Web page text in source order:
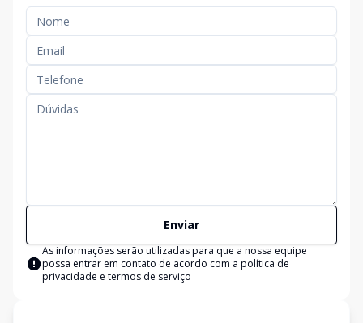
Enviar
As informações serão utilizadas para que a nossa equipe
possa entrar em contato de acordo com a política de
privacidade e termos de serviço